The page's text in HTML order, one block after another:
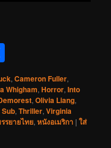
,Cameron Fuller,
Whigham,Horror,Into
,Olivia Liang,
Sub,Thriller,Virginia
รยายไทย,หนังอเมริกา |ใส่